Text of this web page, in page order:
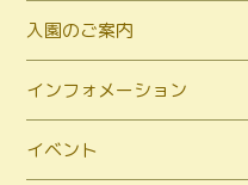
入園のご案内
インフォメーション
イベント